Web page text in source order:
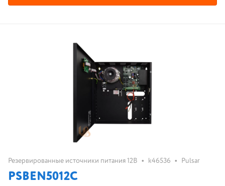
Резервированные источники питания 12В • k46536 • Pulsar
PSBEN5012C